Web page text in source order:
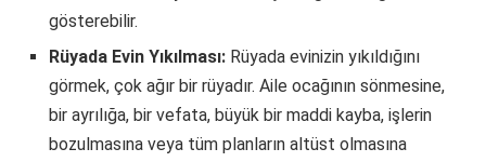
gösterebilir.
Rüyada Evin Yıkılması: Rüyada evinizin yıkıldığını
görmek, çok ağır bir rüyadır. Aile ocağının sönmesine,
bir ayrılığa, bir vefata, büyük bir maddi kayba, işlerin
bozulmasına veya tüm planların altüst olmasına